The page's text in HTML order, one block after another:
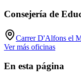
Consejería de
Carrer D'Alfons el
Ver más oficinas
En esta página